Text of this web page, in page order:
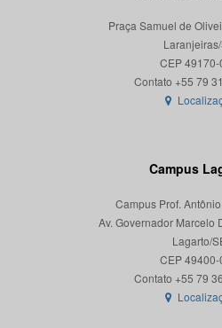
Praça Samuel de
CEP 49170-
Campus
Campus Prof.
Av. Governador Marcelo
Lagarto/
CEP 49400-